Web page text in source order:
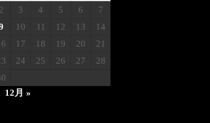
2 3 4 5 6
7
10 11 12 13
14
17 18 19 20
21
24 25 26 27
28
12月 »